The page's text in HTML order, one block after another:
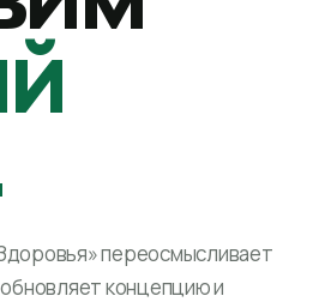
переосмысливает
концепцию и